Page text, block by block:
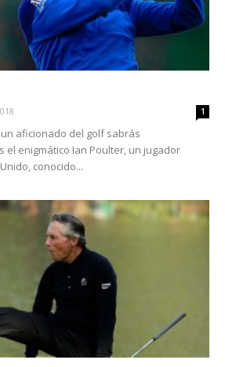
1
aficionado del golf sabrás
el enigmático Ian Poulter, un jugador
conocido...